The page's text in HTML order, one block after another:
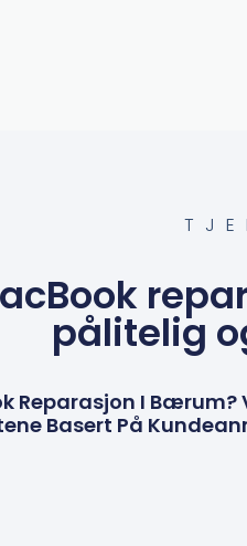
pålitelig
Reparasjon I
Basert På